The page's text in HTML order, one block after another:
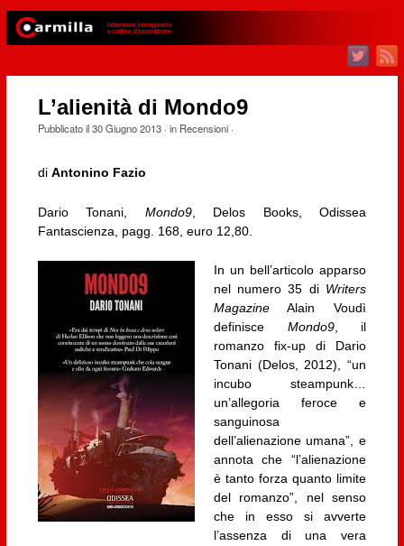
L’alienità di Mondo9
Pubblicato il30 Giugno 2013· in Recensioni·
di Antonino Fazio
Dario Tonani, Mondo9, Delos Books, Odissea
Fantascienza, pagg. 168, euro 12,80.
In un bell’articolo apparso
nel numero 35 di Writers
MagazineAlain Voudì
definisce Mondo9, il
romanzo fix-up di Dario
Tonani (Delos, 2012), “un
incubo steampunk…
un’allegoria feroce e
sanguinosa
dell’alienazione umana”, e
annota che “l’alienazione
è tanto forza quanto limite
del romanzo”, nel senso
che in esso si avverte
l’assenza di una vera